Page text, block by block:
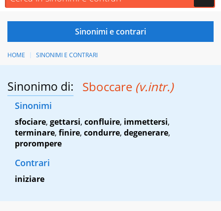
HOME SINONIMI E CONTRARI
Sinonimo di: Sboccare (v.intr.)
Sinonimi
sfociare, gettarsi, confluire, immettersi,
terminare, finire, condurre, degenerare,
prorompere
Contrari
iniziare